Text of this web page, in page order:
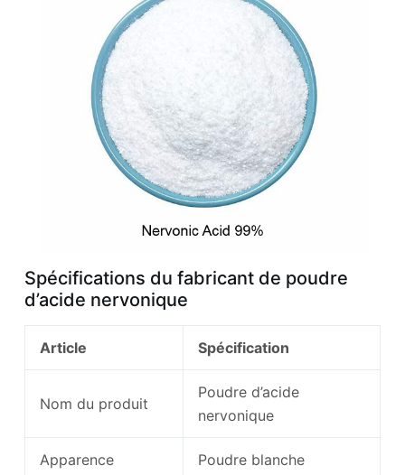
Spécifications du fabricant de poudre
d’acide nervonique
Article Spécification
Nom du produit
Poudre d’acide
nervonique
Apparence Poudre blanche